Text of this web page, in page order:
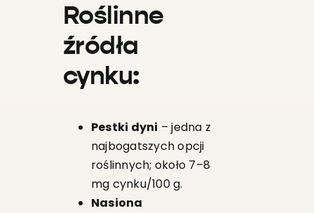
Roślinne
źródła
cynku:
Pestki dyni – jedna z
najbogatszych opcji
roślinnych; około 7–8
mg cynku/100 g.
Nasiona